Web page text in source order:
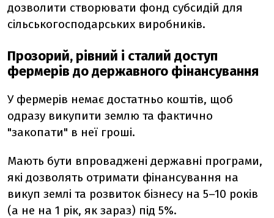
дозволити створювати фонд субсидій для
сільськогосподарських виробників.
Прозорий, рівний і сталий доступ
фермерів до державного фінансування
У фермерів немає достатньо коштів, щоб
одразу викупити землю та фактично
"закопати" в неї гроші.
Мають бути впроваджені державні програми,
які дозволять отримати фінансування на
викуп землі та розвиток бізнесу на 5–10 років
(а не на 1 рік, як зараз) під 5%.